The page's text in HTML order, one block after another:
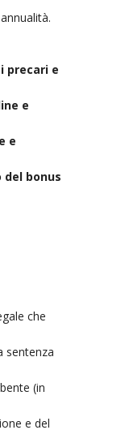
precari e
e
e
bonus
che
sentenza
(in
e del